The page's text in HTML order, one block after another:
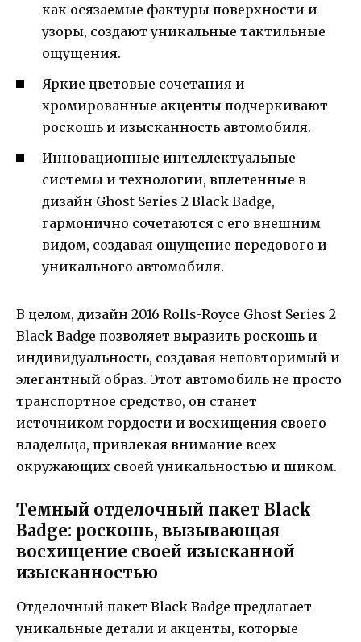
как осязаемые фактуры поверхности и
узоры, создают уникальные тактильные
ощущения.
Яркие цветовые сочетания и
хромированные акценты подчеркивают
роскошь и изысканность автомобиля.
Инновационные интеллектуальные
системы и технологии, вплетенные в
дизайн Ghost Series 2 Black Badge,
гармонично сочетаются с его внешним
видом, создавая ощущение передового и
уникального автомобиля.
В целом, дизайн 2016 Rolls-Royce Ghost Series 2
Black Badge позволяет выразить роскошь и
индивидуальность, создавая неповторимый и
элегантный образ. Этот автомобиль не просто
транспортное средство, он станет
источником гордости и восхищения своего
владельца, привлекая внимание всех
окружающих своей уникальностью и шиком.
Темный отделочный пакет Black
Badge: роскошь, вызывающая
восхищение своей изысканной
изысканностью
Отделочный пакет Black Badge предлагает
уникальные детали и акценты, которые